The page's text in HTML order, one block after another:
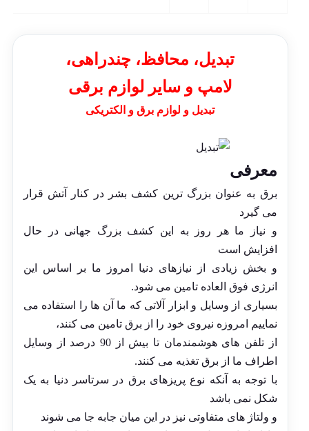
تبدیل، محافظ، چندراهی،
لامپ و سایر لوازم برقی
تبدیل و لوازم برق و الکتریکی
معرفی
برق به عنوان بزرگ ترین کشف بشر در کنار آتش قرار
می گیرد
و نیاز ما هر روز به این کشف بزرگ جهانی در حال
افزایش است
و بخش زیادی از نیازهای دنیا امروز ما بر اساس این
انرژی فوق العاده تامین می شود.
بسیاری از وسایل و ابزار آلاتی که ما آن ها را استفاده می
نماییم امروزه نیروی خود را از برق تامین می کنند،
از تلفن های هوشمندمان تا بیش از 90 درصد از وسایل
اطراف ما از برق تغذیه می کنند.
با توجه به آنکه نوع پریزهای برق در سرتاسر دنیا به یک
شکل نمی باشد
و ولتاژ های متفاوتی نیز در این میان جابه جا می شوند